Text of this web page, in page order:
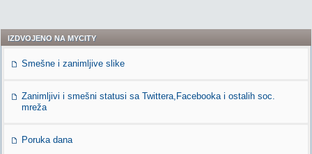
IZDVOJENO NA MYCITY
Smešne i zanimljive slike
Zanimljivi i smešni statusi sa Twittera,Facebooka i ostalih soc.
mreža
Poruka dana